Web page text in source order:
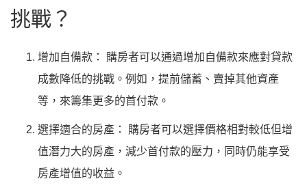
挑戰？
增加自備款： 購房者可以通過增加自備款來應對貸款
成數降低的挑戰。例如，提前儲蓄、賣掉其他資產
等，來籌集更多的首付款。
選擇適合的房產： 購房者可以選擇價格相對較低但增
值潛力大的房產，減少首付款的壓力，同時仍能享受
房產增值的收益。